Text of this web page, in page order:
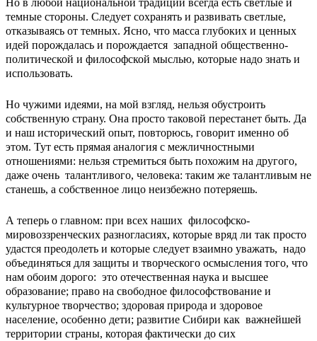
Но в любой национальной традиции всегда есть светлые и
темные стороны. Следует сохранять и развивать светлые,
отказываясь от темных. Ясно, что масса глубоких и ценных
идей порождалась и порождается западной общественно-
политической и философской мыслью, которые надо знать и
использовать.
Но чужими идеями, на мой взгляд, нельзя обустроить
собственную страну. Она просто таковой перестанет быть. Да
и наш исторический опыт, повторюсь, говорит именно об
этом. Тут есть прямая аналогия с межличностными
отношениями: нельзя стремиться быть похожим на другого,
даже очень талантливого, человека: таким же талантливым не
станешь, а собственное лицо неизбежно потеряешь.
А теперь о главном: при всех наших философско-
мировоззренческих разногласиях, которые вряд ли так просто
удастся преодолеть и которые следует взаимно уважать, надо
объединяться для защиты и творческого осмысления того, что
нам обоим дорого: это отечественная наука и высшее
образование; право на свободное философствование и
культурное творчество; здоровая природа и здоровое
население, особенно дети; развитие Сибири как важнейшей
территории страны, которая фактически до сих